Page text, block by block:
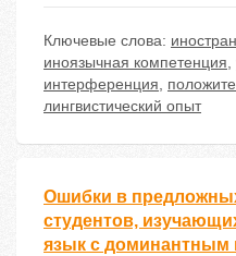
Ключевые слова:
иноязычная компетенция,
интерференция,
лингвистический опыт
Ошибки в
студентов,
язык с доминантным